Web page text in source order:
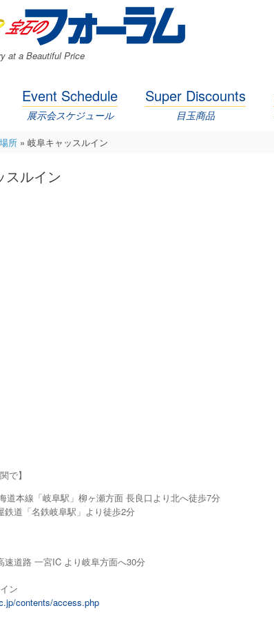
at a Beautiful Price
Event Schedule
展示会スケジュール
Super Discounts
目玉商品
所» 岐阜キャッスルイン
スルイン
で】
道本線「岐阜駅」柳ヶ瀬方面 長良口より北へ徒歩7分
鉄道「名鉄岐阜駅」より徒歩2分
速道路 一宮IC より岐阜方面へ30分
ン
contents/access.php